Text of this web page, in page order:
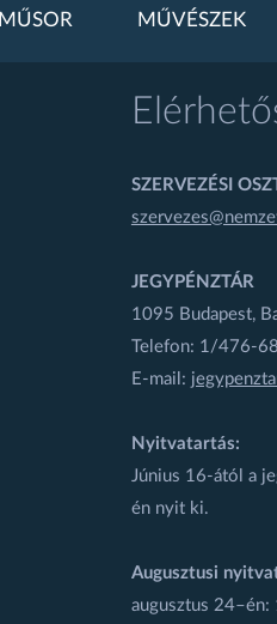
MŰSOR MŰVÉSZEK
SZERVEZÉSI
JEGYPÉNZTÁR
1095 Budapest,
Telefon: 1/476-
E-mail:
Nyitvatartás:
Június 16-ától a
én nyit ki.
Augusztusi
augusztus